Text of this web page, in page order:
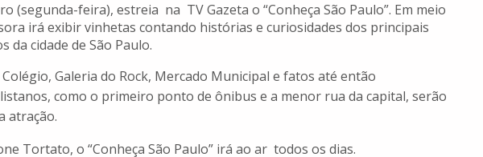
(segunda-feira), estreia na TV Gazeta o “Conheça São Paulo”. Em meio
irá exibir vinhetas contando histórias e curiosidades dos principais
da cidade de São Paulo.
Galeria do Rock, Mercado Municipal e fatos até então
como o primeiro ponto de ônibus e a menor rua da capital, serão
atração.
Tortato, o “Conheça São Paulo” irá ao ar todos os dias.